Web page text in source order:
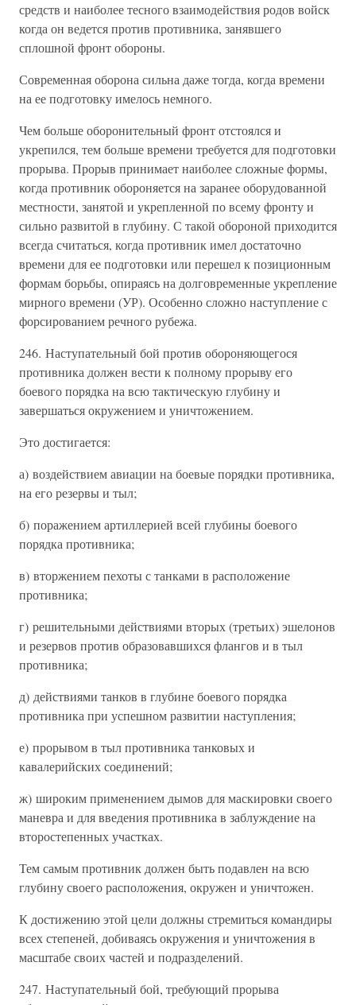
средств и наиболее тесного взаимодействия родов войск
когда он ведется против противника, занявшего
сплошной фронт обороны.
Современная оборона сильна даже тогда, когда времени
на ее подготовку имелось немного.
Чем больше оборонительный фронт отстоялся и
укрепился, тем больше времени требуется для подготовки
прорыва. Прорыв принимает наиболее сложные формы,
когда противник обороняется на заранее оборудованной
местности, занятой и укрепленной по всему фронту и
сильно развитой в глубину. С такой обороной приходится
всегда считаться, когда противник имел достаточно
времени для ее подготовки или перешел к позиционным
формам борьбы, опираясь на долговременные укрепление
мирного времени (УР). Особенно сложно наступление с
форсированием речного рубежа.
246. Наступательный бой против обороняющегося
противника должен вести к полному прорыву его
боевого порядка на всю тактическую глубину и
завершаться окружением и уничтожением.
Это достигается:
а) воздействием авиации на боевые порядки противника,
на его резервы и тыл;
б) поражением артиллерией всей глубины боевого
порядка противника;
в) вторжением пехоты с танками в расположение
противника;
г) решительными действиями вторых (третьих) эшелонов
и резервов против образовавшихся флангов и в тыл
противника;
д) действиями танков в глубине боевого порядка
противника при успешном развитии наступления;
е) прорывом в тыл противника танковых и
кавалерийских соединений;
ж) широким применением дымов для маскировки своего
маневра и для введения противника в заблуждение на
второстепенных участках.
Тем самым противник должен быть подавлен на всю
глубину своего расположения, окружен и уничтожен.
К достижению этой цели должны стремиться командиры
всех степеней, добиваясь окружения и уничтожения в
масштабе своих частей и подразделений.
247. Наступательный бой, требующий прорыва